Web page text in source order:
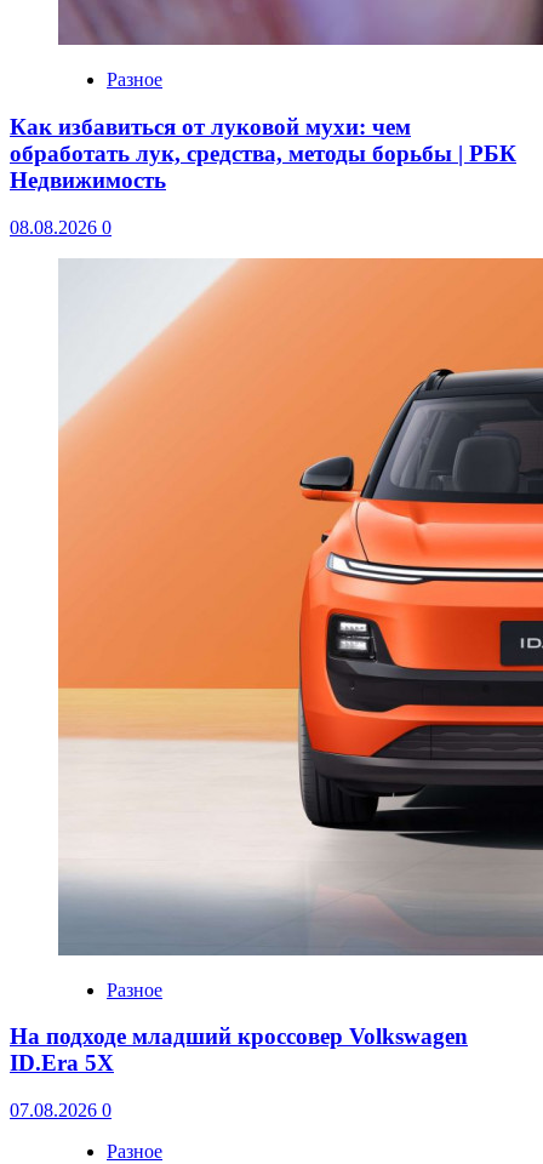
Разное
Как избавиться от луковой мухи: чем
обработать лук, средства, методы борьбы | РБК
Недвижимость
08.08.2026 0
Разное
На подходе младший кроссовер Volkswagen
ID.Era 5X
07.08.2026 0
Разное